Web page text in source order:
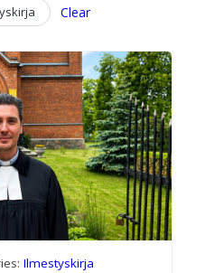
Clear
Ilmestyskirja